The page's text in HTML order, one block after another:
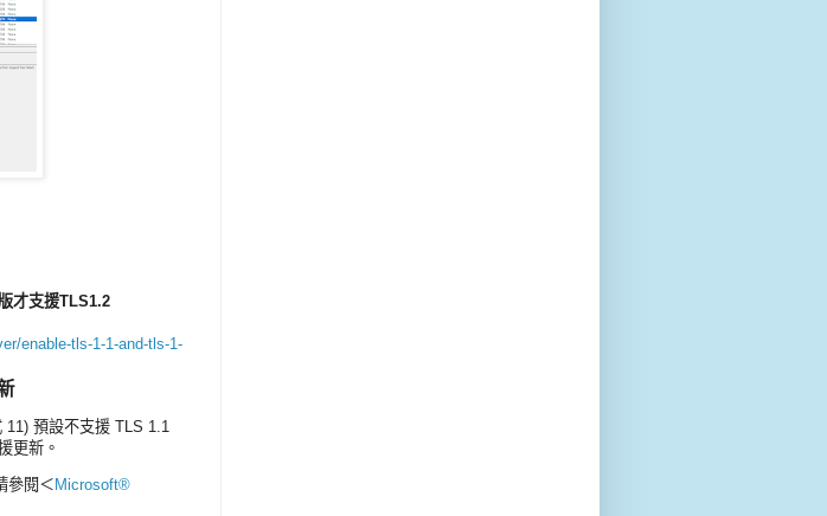
才支援TLS1.2
enable-tls-1-1-and-tls-1-
預設不支援 TLS 1.1
更新。
參閱＜ Microsoft®